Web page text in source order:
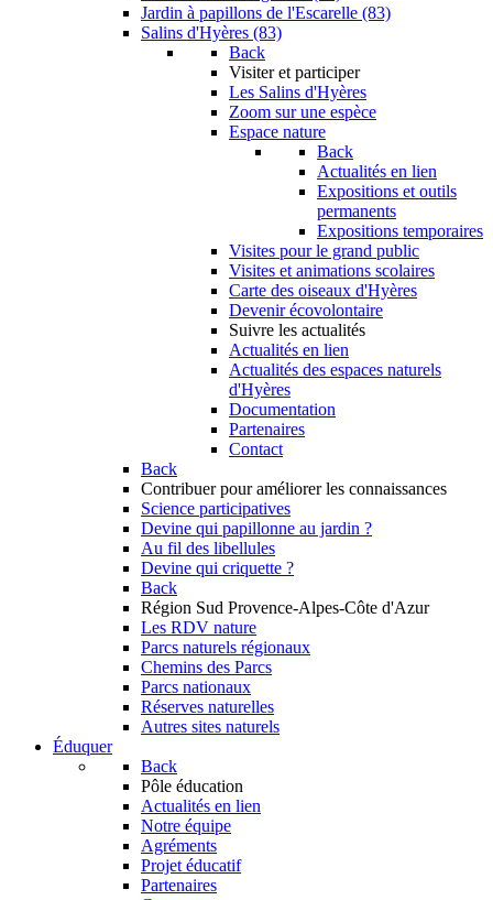
Jardin à papillons de l'Escarelle (83)
Salins d'Hyères (83)
Back
Visiter et participer
Les Salins d'Hyères
Zoom sur une espèce
Espace nature
Back
Actualités en lien
Expositions et outils
permanents
Expositions temporaires
Visites pour le grand public
Visites et animations scolaires
Carte des oiseaux d'Hyères
Devenir écovolontaire
Suivre les actualités
Actualités en lien
Actualités des espaces naturels
d'Hyères
Documentation
Partenaires
Contact
Back
Contribuer pour améliorer les connaissances
Science participatives
Devine qui papillonne au jardin ?
Au fil des libellules
Devine qui criquette ?
Back
Région Sud Provence-Alpes-Côte d'Azur
Les RDV nature
Parcs naturels régionaux
Chemins des Parcs
Parcs nationaux
Réserves naturelles
Autres sites naturels
Éduquer
Back
Pôle éducation
Actualités en lien
Notre équipe
Agréments
Projet éducatif
Partenaires